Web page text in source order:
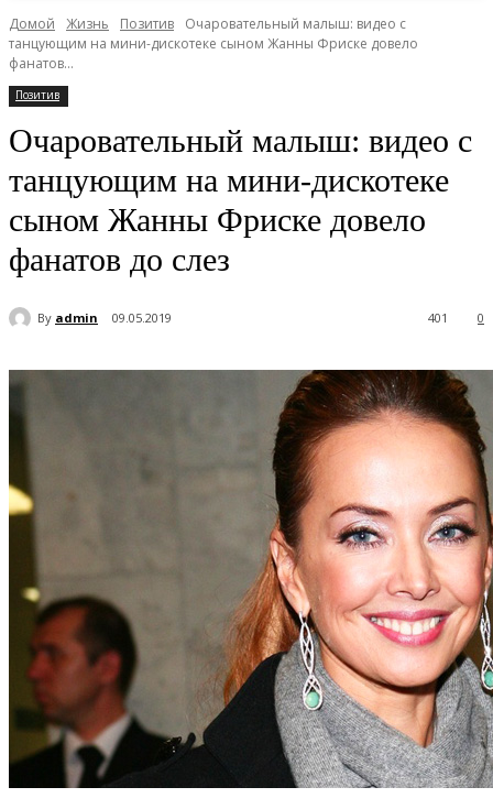
Домой Жизнь Позитив
Очаровательный малыш: видео с
танцующим на мини-дискотеке сыном Жанны Фриске довело
фанатов...
Позитив
Очаровательный малыш: видео с
танцующим на мини-дискотеке
сыном Жанны Фриске довело
фанатов до слез
By admin 09.05.2019 0
401